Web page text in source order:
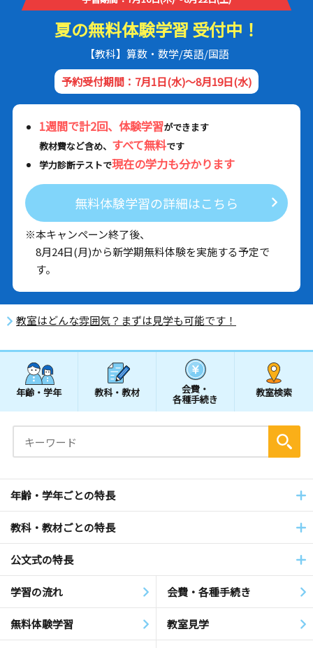
夏の無料体験学習 受付中！
【教科】算数・数学/英語/国語
予約受付期間：7月1日(水)～8月19日(水)
1週間で計2回、体験学習ができます
教材費など含め、 すべて無料です
学力診断テストで現在の学力も分かります
無料体験学習の詳細はこちら
※本キャンペーン終了後、
8月24日(月)から新学期無料体験を実施する予定で
す。
教室はどんな雰囲気？まずは見学も可能です！
年齢・学年 教科・教材 会費・
各種手続き
教室検索
年齢・学年ごとの特長
教科・教材ごとの特長
公文式の特長
学習の流れ 会費・各種手続き
無料体験学習 教室見学